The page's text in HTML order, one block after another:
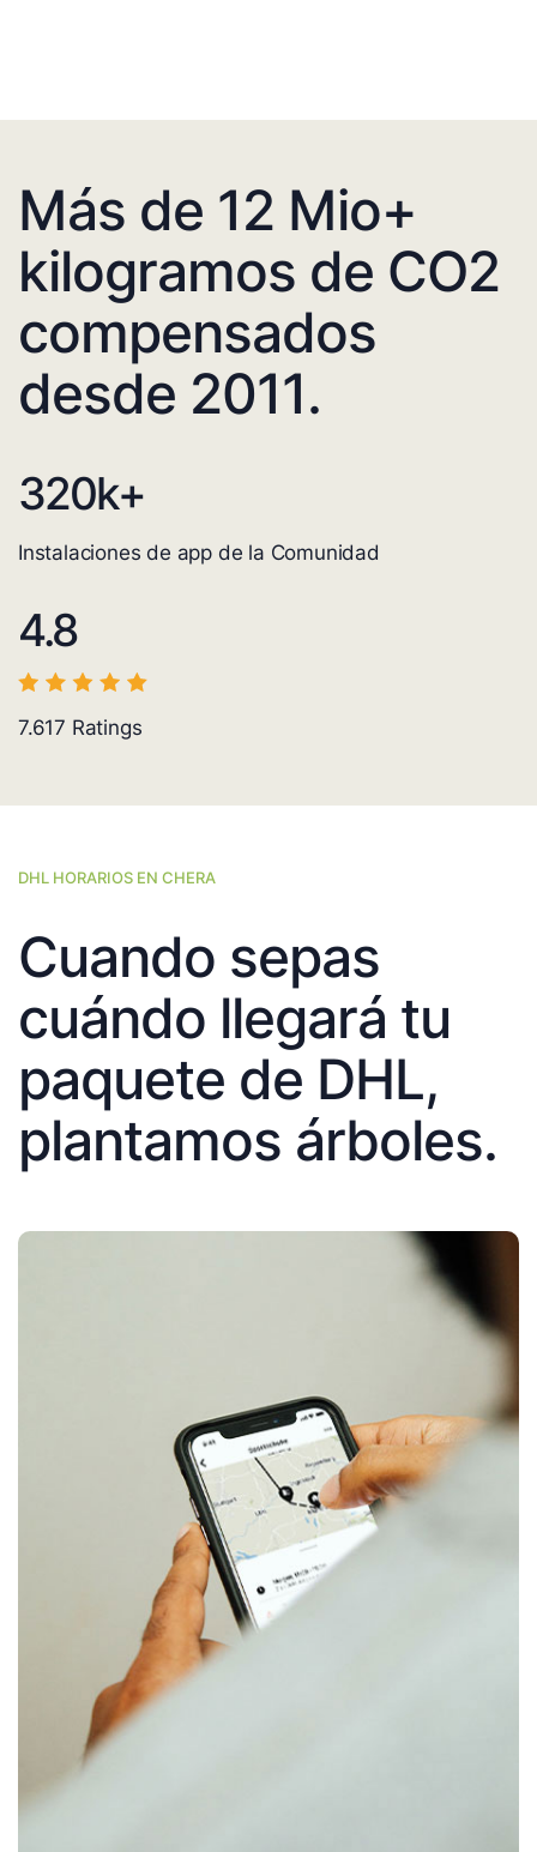
Más de 12 Mio+
kilogramos de CO2
compensados
desde 2011.
320k+
Instalaciones de app de la Comunidad
4.8
7.617 Ratings
DHL HORARIOS EN CHERA
Cuando sepas
cuándo llegará tu
paquete de DHL,
plantamos árboles.